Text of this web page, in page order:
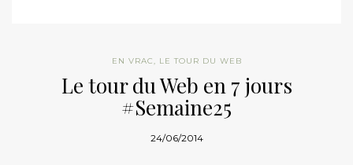
EN VRAC, LE TOUR DU WEB
Le tour du Web en 7 jours
#Semaine25
24/06/2014